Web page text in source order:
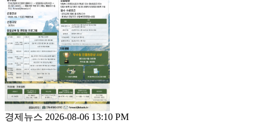
경제뉴스 2026-08-06 13:10 PM